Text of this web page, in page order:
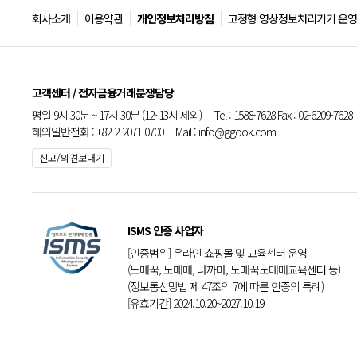
회사소개 이용약관 개인정보처리방침 고정형 영상정보처리기기 운
고객센터 / 전자금융거래분쟁담당
평일 9시 30분 ~ 17시 30분 (12~13시 제외) Tel : 1588-7628 Fax : 02-6209-7628
해외일반전화 : +82-2-2071-0700 Mail : info@ggook.com
신고/의견보내기
ISMS 인증 사업자
[인증범위] 온라인 쇼핑몰 및 교육센터 운영
(도매꾹, 도매매, 나까마, 도매꾹도매매교육센터 등)
(정보통신망법 제 47조의 7에 따른 인증의 특례)
[유효기간] 2024.10.20~2027.10.19